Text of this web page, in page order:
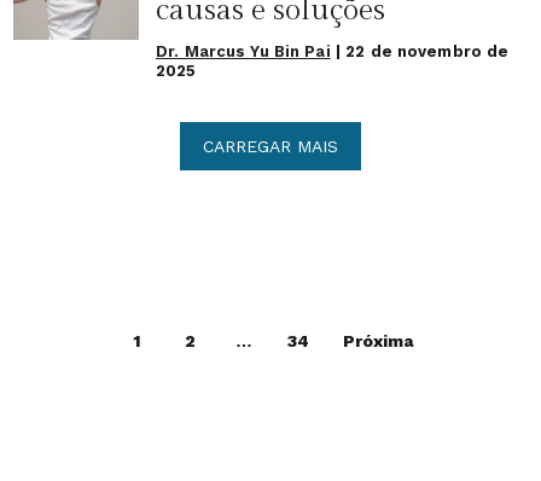
causas e soluções
Dr. Marcus Yu Bin Pai
22 de novembro de
2025
CARREGAR MAIS
1 2 … 34 Próxima